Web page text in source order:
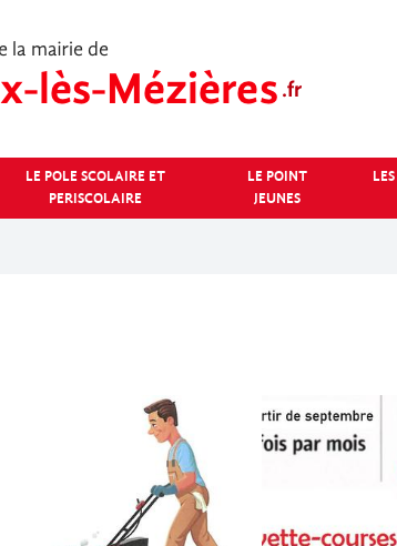
LE POLE SCOLAIRE ET
PERISCOLAIRE
LE POINT
JEUNES